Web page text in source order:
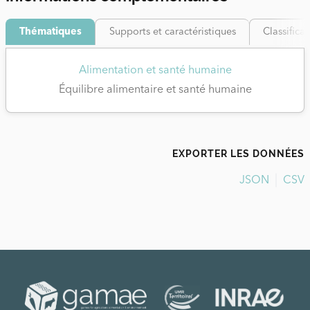
Thématiques Supports et caractéristiques
Alimentation et santé humaine
Équilibre alimentaire et santé humaine
EXPORTER LES DONNÉES
JSON CSV